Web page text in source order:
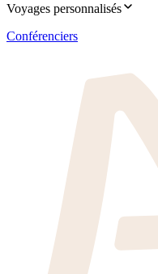
Voyages personnalisés
Conférenciers